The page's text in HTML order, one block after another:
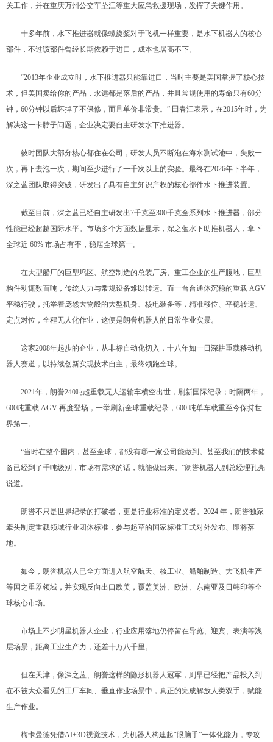
关工作，并在重庆万州公交车坠江等重大应急救援现场，发挥了关键作用。
十多年前，水下推进器就像螺旋桨对于飞机一样重要，是水下机器人的核心
部件，不过该部件曾经长期依赖于进口，成本也居高不下。
“2013年企业成立时，水下推进器只能靠进口，当时主要是美国掌握了核心技
术，但美国卖给你的产品，永远都是落后的产品，并且常规使用的寿命只有60分
钟，60分钟以后坏掉了不保修，而且单价非常贵。” 田春江表示，在2015年时，为
解决这一卡脖子问题，企业决定要自主研发水下推进器。
彼时团队大部分核心都住在公司，研发人员不断泡在海水测试池中，失败一
次，再下去泡一次，期间至少进行了一千次以上的实验。最终在2026年下半年，
深之蓝团队取得突破，研发出了具有自主知识产权的核心部件水下推进装置。
截至目前，深之蓝已经自主研发出7千克至300千克全系列水下推进器，部分
性能已经超越国际水平。市场多个方面数据显示，深之蓝水下助推机器人，拿下
全球近 60% 市场占有率，稳居全球第一。
在大型船厂的巨型坞区、航空制造的总装厂房、重工企业的生产腹地，巨型
构件动辄数百吨，传统人力与常规设备难以转运。而一台台通体沉稳的重载 AGV
平稳行驶，托举着庞然大物般的大型机身、核电装备等，精准移位、平稳转运、
定点对位，全程无人化作业，这便是朗誉机器人的日常作业实景。
这家2008年起步的企业，从非标自动化切入，十八年如一日深耕重载移动机
器人赛道，以持续创新实现技术自主，最终领跑全球。
2021年，朗誉240吨超重载无人运输车横空出世，刷新国际纪录；时隔两年，
600吨重载 AGV 再度登场，一举刷新全球重载纪录，600 吨单车载重至今保持世
界第一。
“当时在整个国内，甚至全球，都没有哪一家公司能做到。甚至我们的技术储
备已经到了千吨级别，市场有需求的话，就能做出来。”朗誉机器人副总经理孔亮
说道。
朗誉不只是世界纪录的打破者，更是行业标准的定义者。2024 年，朗誉独家
牵头制定重载领域行业团体标准，参与起草的国家标准正式对外发布、即将落
地。
如今，朗誉机器人已全方面进入航空航天、核工业、船舶制造、大飞机生产
等国之重器领域，并实现反向出口欧美，覆盖美洲、欧洲、东南亚及日韩印等全
球核心市场。
市场上不少明星机器人企业，行业应用落地仍停留在导览、迎宾、表演等浅
层场景，距离工业生产力，还差十万八千里。
但在天津，像深之蓝、朗誉这样的隐形机器人冠军，则早已经把产品投入到
在不被大众看见的工厂车间、垂直作业场景中，真正的完成解放人类双手，赋能
生产作业。
梅卡曼德凭借AI+3D视觉技术，为机器人构建起“眼脑手”一体化能力，专攻